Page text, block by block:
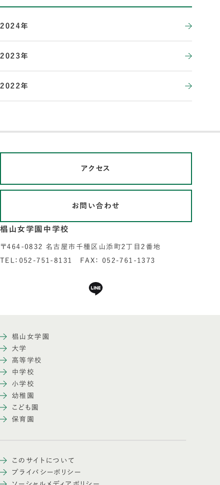
2024年
2023年
2022年
アクセス
お問い合わせ
椙山女学園中学校
〒464-0832 名古屋市千種区山添町2丁目2番地
TEL：052-751-8131 FAX： 052-761-1373
椙山女学園
大学
高等学校
中学校
小学校
幼稚園
こども園
保育園
このサイトについて
プライバシーポリシー